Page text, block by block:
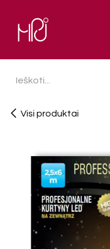
Visi produktai